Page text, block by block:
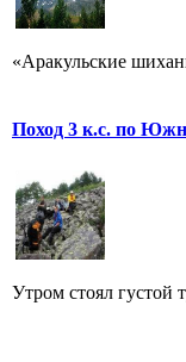
«Аракульские
Поход 3 к.с. по
Утром стоял густой